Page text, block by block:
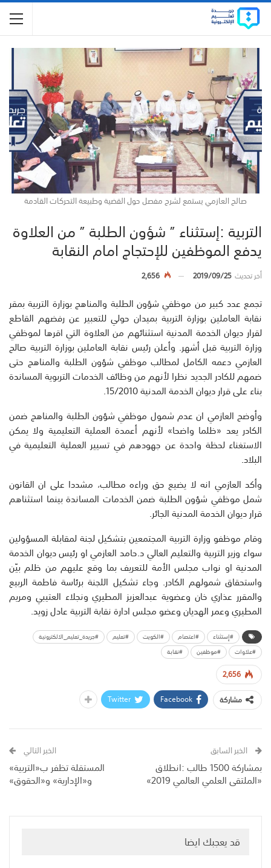
صالح العازمي يستمع لشرح مفصل حول القضية وطبيعة التحركات القادمة
التربية :إستثناء ” شؤون الطلبة ” من العلاوة
يدفع الموظفين للإحتجاج امام النقابة
أخر تحديث2019/09/25
2,656
تجمع عدد كبير من موظفي شؤون الطلبة والمناهج بوزارة التربية بمقر
نقابة العاملين بوزارة التربية بميدان حولي للتعبير عن رفضهم القاطع
لقرار ديوان الخدمة المدنية استثنائهم من العلاوة التي اقرها لموظفي
وزارة التربية قبل أشهر. وأعلن رئيس نقابة العاملين بوزارة التربية صالح
العازمي دعمه الكامل لمطالب موظفي شؤون الطلبة والمناهج حتى
ضمهم للكادر الجديد نظرا لأنهم من وظائف الخدمات التربوية المساندة
بناء على قرار ديوان الخدمة المدنية 15/2010.
وأوضح العازمي ان عدم شمول موظفي شؤون الطلبة والمناهج ضمن
الكادر يعد «ظلما واضحا» لأنهم أعمدة العملية التعليمية ولا يمكن
الاستغناء لحظة واحدة عن جهودهم في تسيير العملية التعليمية في
البلاد.
وأكد العازمي انه لا يضيع حق وراءه مطالب، مشددا على ان القانون
شمل موظفي شؤون الطلبة ضمن الخدمات المساندة بينما استثناهم
قرار ديوان الخدمة المدنية الجائر.
وقام موظفو وزارة التربية المجتمعين بتشكيل لجنة لمقابلة المسؤولين
سواء وزير التربية والتعليم العالي د.حامد العازمي او رئيس ديوان الخدمة
المدنية او نواب مجلس الأمة للتعريف بما وقع عليهم من ظلم بيّن
واستحقاق شمولهم الكادر. وجاء تشكيل اللجنة برئاسة فاطمة الربيع
والمقرر عذاري خان وعضوية عبدالعزيز المطيري ونجلاء العتيبي ومريم
المطيري وعمر الهديان وعضو مجلس ادارة نقابة التربية عادل زويد.
#إستثناء #اعتصام #الكويت #تعليم
#جريدة_تعليم_الالكترونية
#علاوات
#موظفين #نقابة
2,656
مشاركة
Facebook
Twitter
الخبر السابق
بمشاركة 1500 طالب :انطلاق
«الملتقى العلمي العالمي 2019»
الخبر التالي
المستقلة تظفر ب«التربية»
و«الإدارية» و«الحقوق»
قد يعجبك ايضا